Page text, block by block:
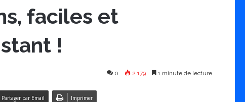
faciles et
!
0 2 179 1 minute de lecture
Partager par Email Imprimer